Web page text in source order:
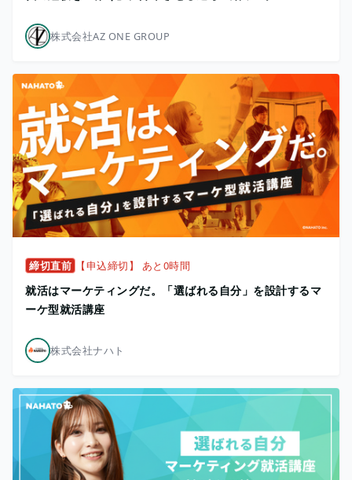
株式会社AZ ONE GROUP
締切直前 【申込締切】 あと0時間
就活はマーケティングだ。「選ばれる自分」を設計するマ
ーケ型就活講座
株式会社ナハト